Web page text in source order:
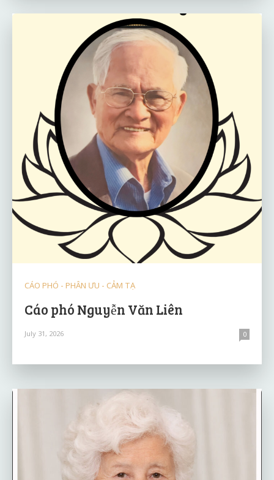
CÁO PHÓ - PHÂN ƯU - CẢM TẠ
Cáo phó Nguyễn Văn Liên
July 31, 2026 0